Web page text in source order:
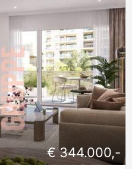
€ 344.000,-